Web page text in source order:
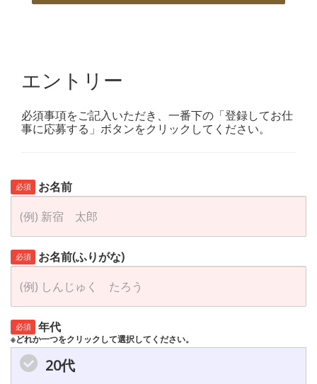
エントリー
必須事項をご記入いただき、一番下の「登録してお仕
事に応募する」ボタンをクリックしてください。
必須 お名前
必須 お名前(ふりがな)
必須 年代
※どれか一つをクリックして選択してください。
20代